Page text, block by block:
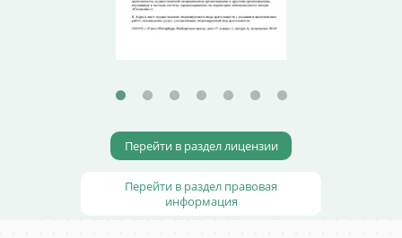
Перейти в раздел лицензии
Перейти в раздел правовая
информация